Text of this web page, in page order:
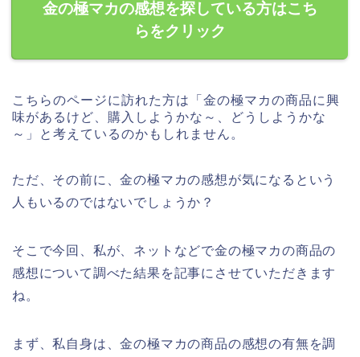
金の極マカの感想を探している方はこち
らをクリック
こちらのページに訪れた方は「金の極マカの商品に興
味があるけど、購入しようかな～、どうしようかな
～」と考えているのかもしれません。
ただ、その前に、金の極マカの感想が気になるという
人もいるのではないでしょうか？
そこで今回、私が、ネットなどで金の極マカの商品の
感想について調べた結果を記事にさせていただきます
ね。
まず、私自身は、金の極マカの商品の感想の有無を調